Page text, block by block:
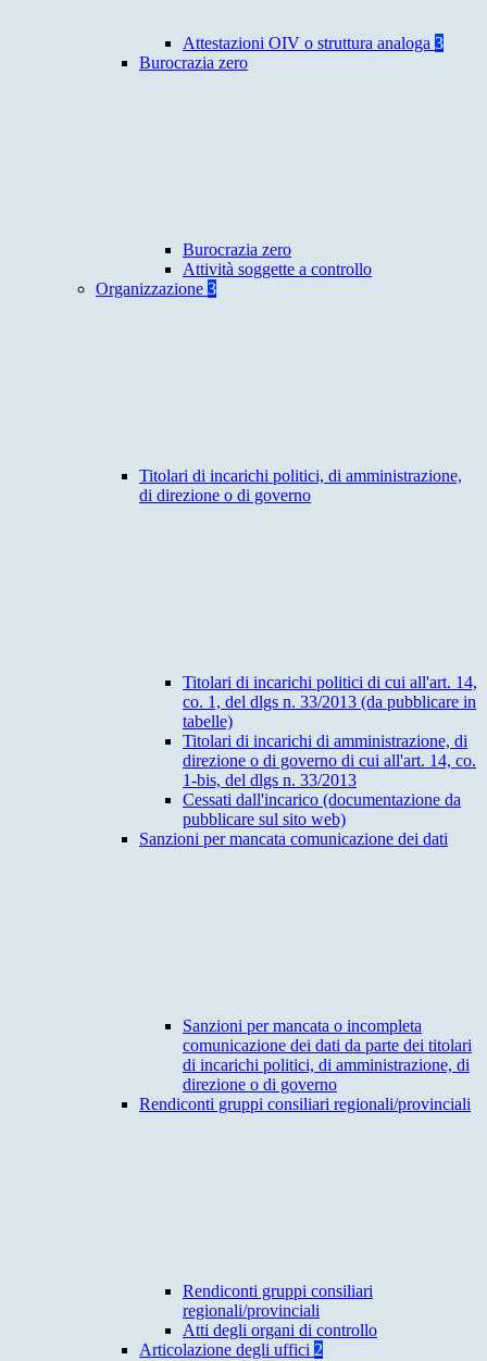
Attestazioni OIV o struttura analoga 3
Burocrazia zero
Burocrazia zero
Attività soggette a controllo
Organizzazione 3
Titolari di incarichi politici, di amministrazione,
di direzione o di governo
Titolari di incarichi politici di cui all'art. 14,
co. 1, del dlgs n. 33/2013 (da pubblicare in
tabelle)
Titolari di incarichi di amministrazione, di
direzione o di governo di cui all'art. 14, co.
1-bis, del dlgs n. 33/2013
Cessati dall'incarico (documentazione da
pubblicare sul sito web)
Sanzioni per mancata comunicazione dei dati
Sanzioni per mancata o incompleta
comunicazione dei dati da parte dei titolari
di incarichi politici, di amministrazione, di
direzione o di governo
Rendiconti gruppi consiliari regionali/provinciali
Rendiconti gruppi consiliari
regionali/provinciali
Atti degli organi di controllo
Articolazione degli uffici 2